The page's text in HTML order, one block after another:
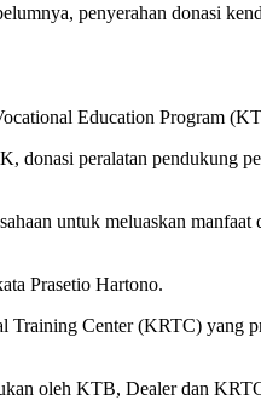
penyerahan donasi
Education Program
donasi peralatan pendukung
untuk meluaskan manfaat
Prasetio Hartono.
Training Center (KRTC) yang
oleh KTB, Dealer dan